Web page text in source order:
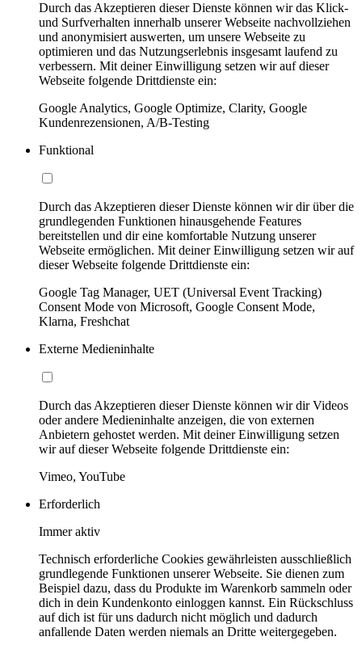
Durch das Akzeptieren dieser Dienste können wir das Klick-
und Surfverhalten innerhalb unserer Webseite nachvollziehen
und anonymisiert auswerten, um unsere Webseite zu
optimieren und das Nutzungserlebnis insgesamt laufend zu
verbessern. Mit deiner Einwilligung setzen wir auf dieser
Webseite folgende Drittdienste ein:
Google Analytics, Google Optimize, Clarity, Google
Kundenrezensionen, A/B-Testing
Funktional
Durch das Akzeptieren dieser Dienste können wir dir über die
grundlegenden Funktionen hinausgehende Features
bereitstellen und dir eine komfortable Nutzung unserer
Webseite ermöglichen. Mit deiner Einwilligung setzen wir auf
dieser Webseite folgende Drittdienste ein:
Google Tag Manager, UET (Universal Event Tracking)
Consent Mode von Microsoft, Google Consent Mode,
Klarna, Freshchat
Externe Medieninhalte
Durch das Akzeptieren dieser Dienste können wir dir Videos
oder andere Medieninhalte anzeigen, die von externen
Anbietern gehostet werden. Mit deiner Einwilligung setzen
wir auf dieser Webseite folgende Drittdienste ein:
Vimeo, YouTube
Erforderlich
Immer aktiv
Technisch erforderliche Cookies gewährleisten ausschließlich
grundlegende Funktionen unserer Webseite. Sie dienen zum
Beispiel dazu, dass du Produkte im Warenkorb sammeln oder
dich in dein Kundenkonto einloggen kannst. Ein Rückschluss
auf dich ist für uns dadurch nicht möglich und dadurch
anfallende Daten werden niemals an Dritte weitergegeben.